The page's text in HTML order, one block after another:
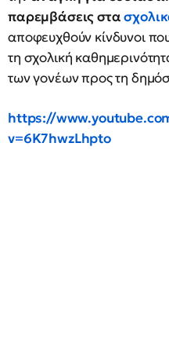
παρεμβάσεις στα
αποφευχθούν κίνδυνοι
τη σχολική
των γονέων προς τη
https://
v=6K7hwzLhpto